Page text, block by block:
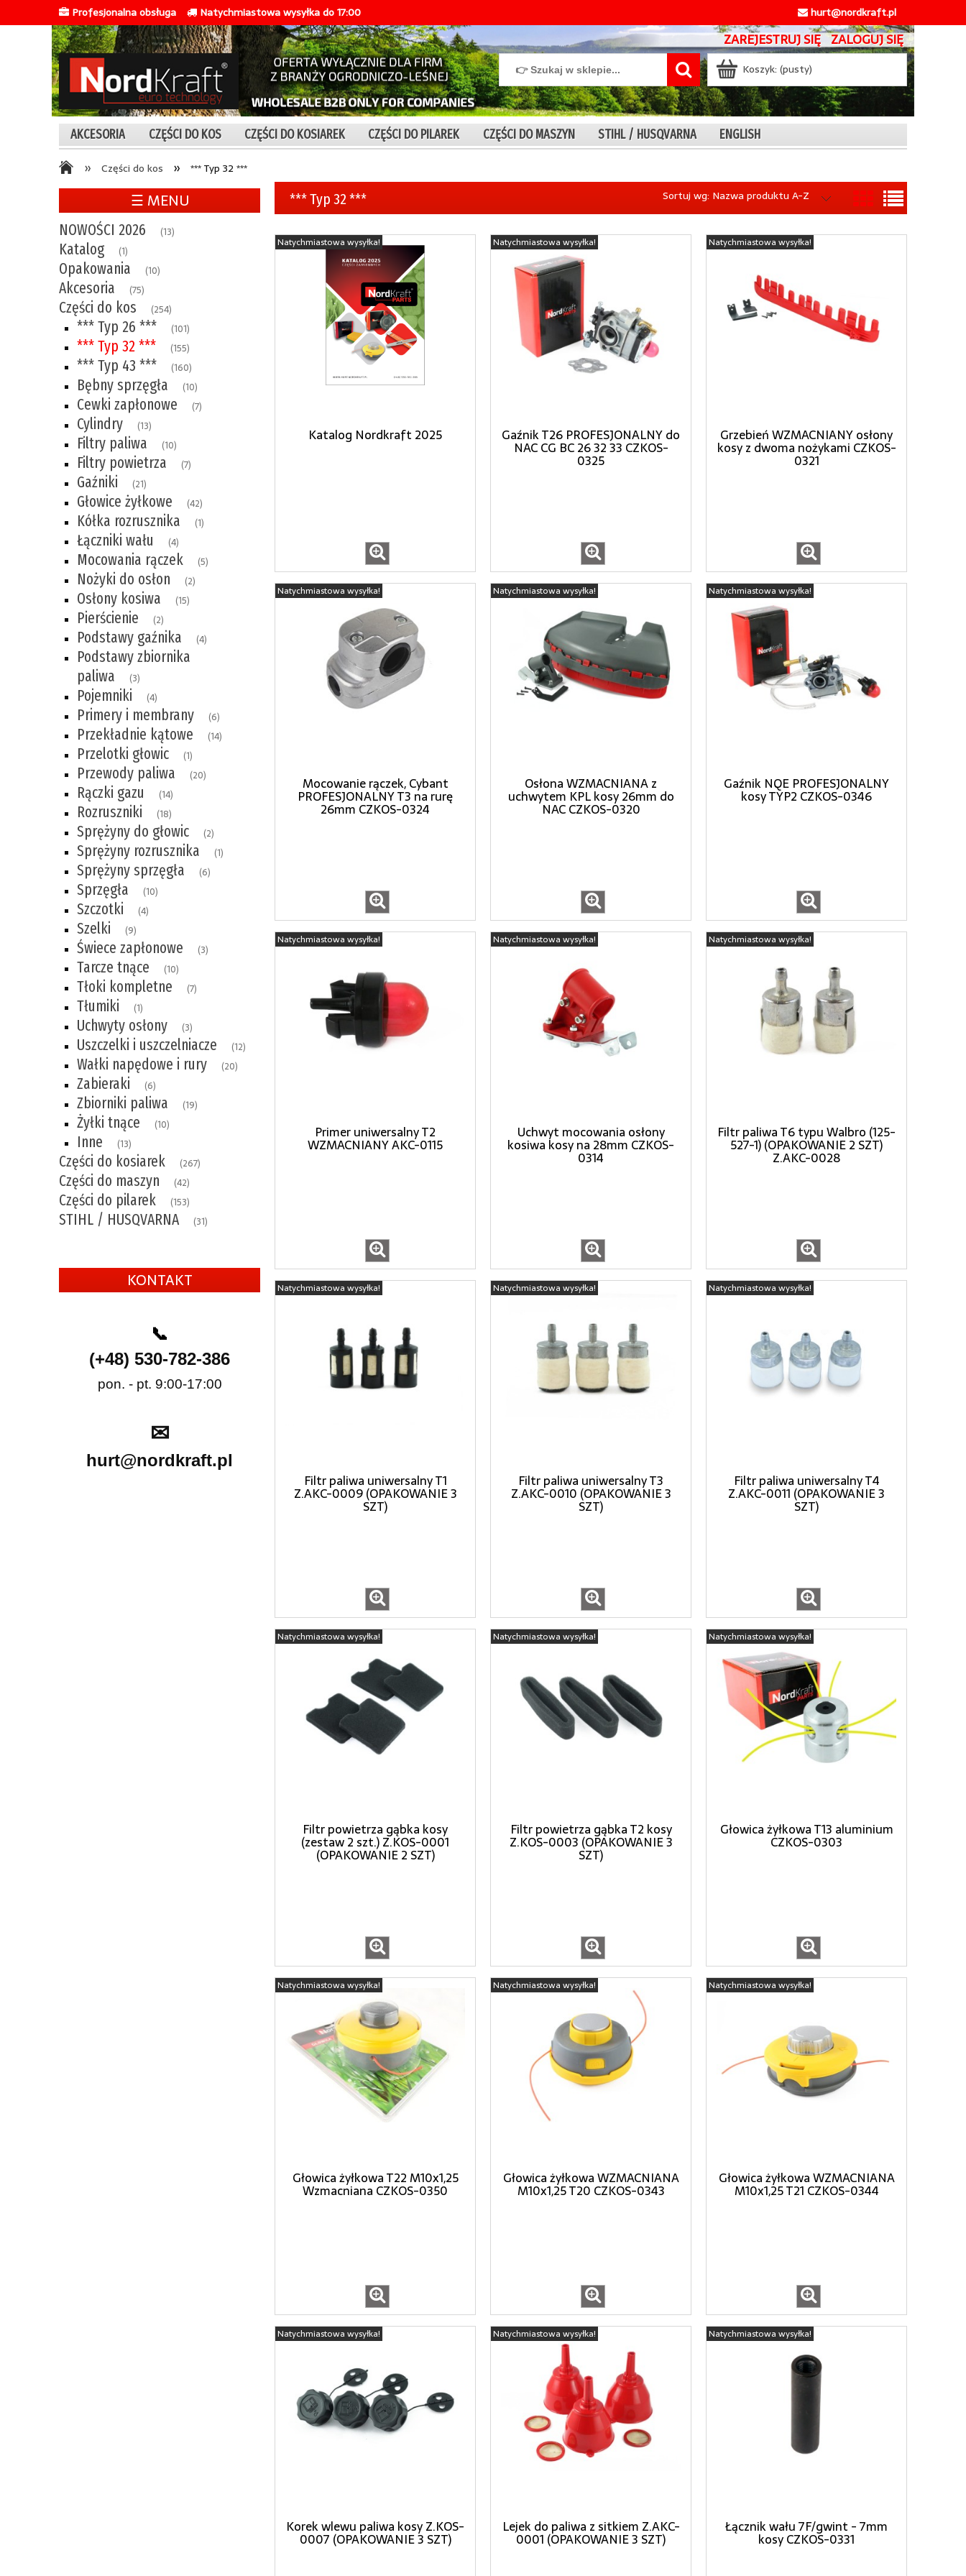
Profesjonalna obsługa Natychmiastowa wysyłka do 17:00 hurt@nordkraft.pl
ZAREJESTRUJ SIĘ ZALOGUJ SIĘ
Koszyk: (pusty)
AKCESORIA CZĘŚCI DO KOS CZĘŚCI DO KOSIAREK CZĘŚCI DO PILAREK CZĘŚCI DO MASZYN STIHL / HUSQVARNA ENGLISH
» Części do kos » *** Typ 32 ***
☰ MENU
NOWOŚCI 2026 (13)
Katalog (1)
Opakowania (10)
Akcesoria (75)
Części do kos (254)
*** Typ 26 *** (101)
*** Typ 32 *** (155)
*** Typ 43 *** (160)
Bębny sprzęgła (10)
Cewki zapłonowe (7)
Cylindry (13)
Filtry paliwa (10)
Filtry powietrza (7)
Gaźniki (21)
Głowice żyłkowe (42)
Kółka rozrusznika (1)
Łączniki wału (4)
Mocowania rączek (5)
Nożyki do osłon (2)
Osłony kosiwa (15)
Pierścienie (2)
Podstawy gaźnika (4)
Podstawy zbiornika
paliwa
(3)
Pojemniki (4)
Primery i membrany (6)
Przekładnie kątowe (14)
Przelotki głowic (1)
Przewody paliwa (20)
Rączki gazu (14)
Rozruszniki (18)
Sprężyny do głowic (2)
Sprężyny rozrusznika (1)
Sprężyny sprzęgła (6)
Sprzęgła (10)
Szczotki (4)
Szelki (9)
Świece zapłonowe (3)
Tarcze tnące (10)
Tłoki kompletne (7)
Tłumiki (1)
Uchwyty osłony (3)
Uszczelki i uszczelniacze (12)
Wałki napędowe i rury (20)
Zabieraki (6)
Zbiorniki paliwa (19)
Żyłki tnące (10)
Inne (13)
Części do kosiarek (267)
Części do maszyn (42)
Części do pilarek (153)
STIHL / HUSQVARNA (31)
KONTAKT
📞
(+48) 530-782-386
pon. - pt. 9:00-17:00
✉
hurt@nordkraft.pl
*** Typ 32 *** Sortuj wg: Nazwa produktu A-Z
Katalog Nordkraft 2025
Natychmiastowa wysyłka!
Gaźnik T26 PROFESJONALNY do
NAC CG BC 26 32 33 CZKOS-
0325
Natychmiastowa wysyłka!
Grzebień WZMACNIANY osłony
kosy z dwoma nożykami CZKOS-
0321
Natychmiastowa wysyłka!
Mocowanie rączek, Cybant
PROFESJONALNY T3 na rurę
26mm CZKOS-0324
Natychmiastowa wysyłka!
Osłona WZMACNIANA z
uchwytem KPL kosy 26mm do
NAC CZKOS-0320
Natychmiastowa wysyłka!
Gaźnik NQE PROFESJONALNY
kosy TYP2 CZKOS-0346
Natychmiastowa wysyłka!
Primer uniwersalny T2
WZMACNIANY AKC-0115
Natychmiastowa wysyłka!
Uchwyt mocowania osłony
kosiwa kosy na 28mm CZKOS-
0314
Natychmiastowa wysyłka!
Filtr paliwa T6 typu Walbro (125-
527-1) (OPAKOWANIE 2 SZT)
Z.AKC-0028
Natychmiastowa wysyłka!
Filtr paliwa uniwersalny T1
Z.AKC-0009 (OPAKOWANIE 3
SZT)
Natychmiastowa wysyłka!
Filtr paliwa uniwersalny T3
Z.AKC-0010 (OPAKOWANIE 3
SZT)
Natychmiastowa wysyłka!
Filtr paliwa uniwersalny T4
Z.AKC-0011 (OPAKOWANIE 3
SZT)
Natychmiastowa wysyłka!
Filtr powietrza gąbka kosy
(zestaw 2 szt.) Z.KOS-0001
(OPAKOWANIE 2 SZT)
Natychmiastowa wysyłka!
Filtr powietrza gąbka T2 kosy
Z.KOS-0003 (OPAKOWANIE 3
SZT)
Natychmiastowa wysyłka!
Głowica żyłkowa T13 aluminium
CZKOS-0303
Natychmiastowa wysyłka!
Głowica żyłkowa T22 M10x1,25
Wzmacniana CZKOS-0350
Natychmiastowa wysyłka!
Głowica żyłkowa WZMACNIANA
M10x1,25 T20 CZKOS-0343
Natychmiastowa wysyłka!
Głowica żyłkowa WZMACNIANA
M10x1,25 T21 CZKOS-0344
Natychmiastowa wysyłka!
Korek wlewu paliwa kosy Z.KOS-
0007 (OPAKOWANIE 3 SZT)
Natychmiastowa wysyłka!
Lejek do paliwa z sitkiem Z.AKC-
0001 (OPAKOWANIE 3 SZT)
Natychmiastowa wysyłka!
Łącznik wału 7F/gwint - 7mm
kosy CZKOS-0331
Natychmiastowa wysyłka!